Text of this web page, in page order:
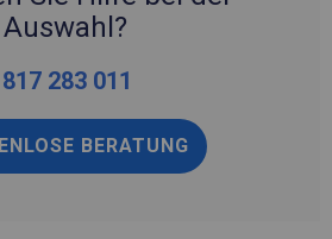
Auswahl?
283 011
BERATUNG